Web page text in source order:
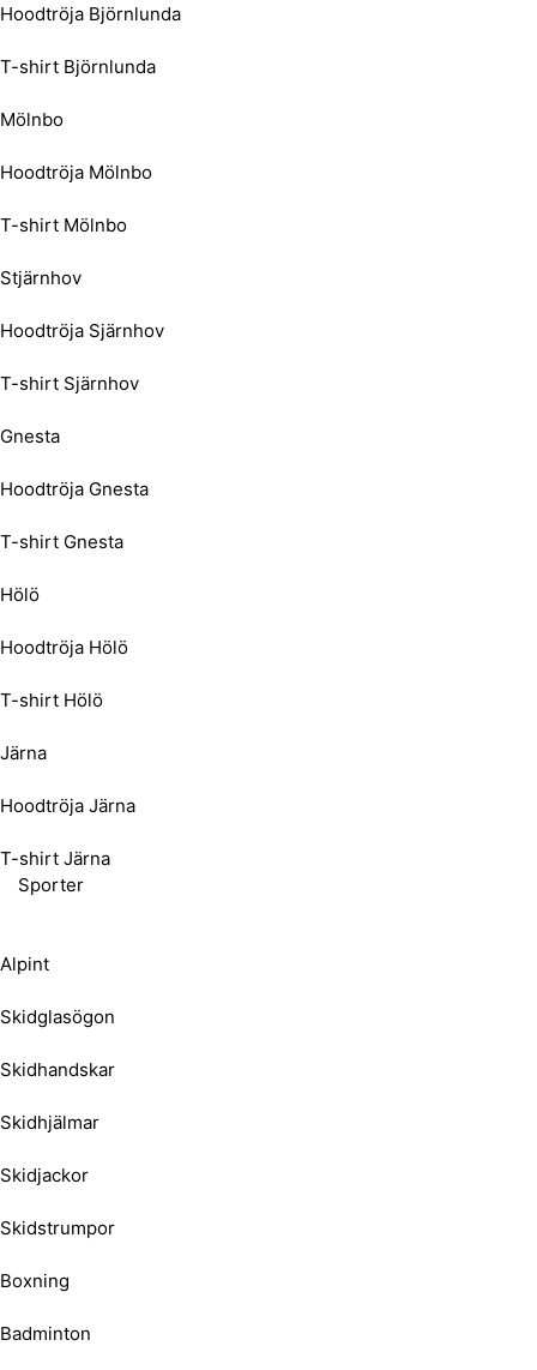
Hoodtröja Björnlunda
T-shirt Björnlunda
Mölnbo
Hoodtröja Mölnbo
T-shirt Mölnbo
Stjärnhov
Hoodtröja Sjärnhov
T-shirt Sjärnhov
Gnesta
Hoodtröja Gnesta
T-shirt Gnesta
Hölö
Hoodtröja Hölö
T-shirt Hölö
Järna
Hoodtröja Järna
T-shirt Järna
Sporter
Alpint
Skidglasögon
Skidhandskar
Skidhjälmar
Skidjackor
Skidstrumpor
Boxning
Badminton